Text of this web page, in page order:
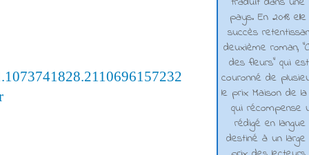
pays. En 2018
succès
deuxième roman,
des fleurs" qui
couronné de
le prix Maison de la
qui récompense
rédigé en
destiné à un